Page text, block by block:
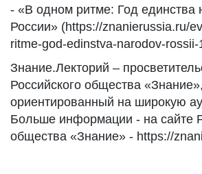
- «В одном ритме: Год единства
России» (https://znanierussia.ru/
ritme-god-edinstva-narodov-rossii-
Знание.Лекторий –
Российского общества «Знание»,
ориентированный на широкую
Больше информации - на сайте
общества «Знание» - https://